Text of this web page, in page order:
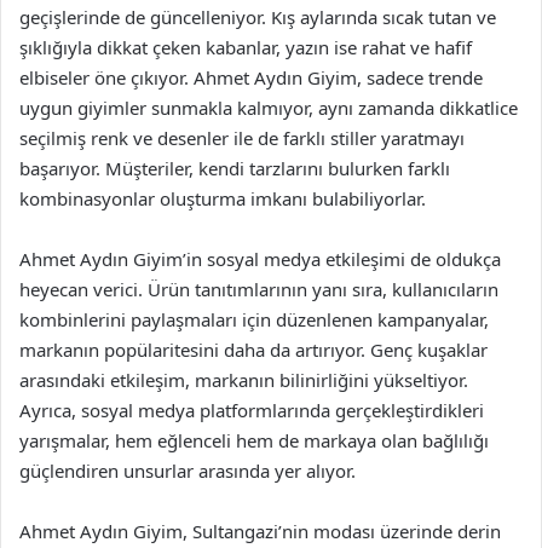
geçişlerinde de güncelleniyor. Kış aylarında sıcak tutan ve
şıklığıyla dikkat çeken kabanlar, yazın ise rahat ve hafif
elbiseler öne çıkıyor. Ahmet Aydın Giyim, sadece trende
uygun giyimler sunmakla kalmıyor, aynı zamanda dikkatlice
seçilmiş renk ve desenler ile de farklı stiller yaratmayı
başarıyor. Müşteriler, kendi tarzlarını bulurken farklı
kombinasyonlar oluşturma imkanı bulabiliyorlar.
Ahmet Aydın Giyim’in sosyal medya etkileşimi de oldukça
heyecan verici. Ürün tanıtımlarının yanı sıra, kullanıcıların
kombinlerini paylaşmaları için düzenlenen kampanyalar,
markanın popülaritesini daha da artırıyor. Genç kuşaklar
arasındaki etkileşim, markanın bilinirliğini yükseltiyor.
Ayrıca, sosyal medya platformlarında gerçekleştirdikleri
yarışmalar, hem eğlenceli hem de markaya olan bağlılığı
güçlendiren unsurlar arasında yer alıyor.
Ahmet Aydın Giyim, Sultangazi’nin modası üzerinde derin